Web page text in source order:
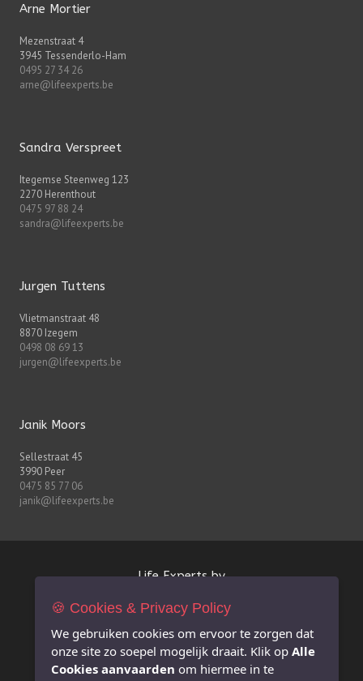
Arne Mortier
Mezenstraat 4
3945 Tessenderlo-Ham
0495 27 34 26
arne@lifeexperts.be
Sandra Verspreet
Itegemse Steenweg 123
2270 Herenthout
0475 97 88 24
sandra@lifeexperts.be
Jurgen Tuttens
Vlietmanstraat 48
8870 Izegem
0498 08 69 13
jurgen@lifeexperts.be
Janik Moors
Sellestraat 45
3990 Peer
0475 85 77 06
janik@lifeexperts.be
Life Experts bv
FSMA-nr. 0627.926.530
RPR Antwerpen afdeling Hasselt
info@lifeexperts.be
🍪 Cookies & Privacy Policy
We gebruiken cookies om ervoor te zorgen dat
onze site zo soepel mogelijk draait. Klik op Alle
Cookies aanvaarden om hiermee in te